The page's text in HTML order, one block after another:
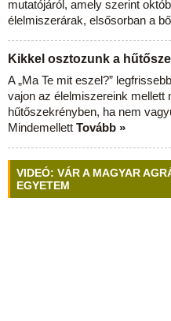
mutatójáról, amely szerint
élelmiszerárak, elsősorban a
Kikkel osztozunk a
A „Ma Te mit eszel?”
vajon az élelmiszereink mellett
hűtőszekrényben, ha nem
Mindemellett Tovább »
VIDEÓ: VÁR A MAGYAR
EGYETEM